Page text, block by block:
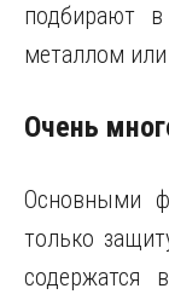
подбирают
металлом
Очень
Основными
только
содержатся